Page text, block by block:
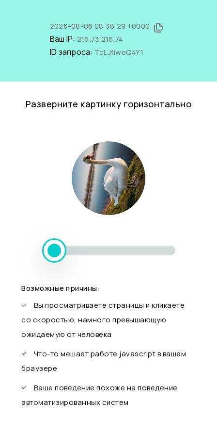
2026-08-06 08:38:29 +0000
Ваш IP: 216.73.216.74
ID запроса: TcLJfiwoQ4Y1
Разверните картинку горизонтально
Возможные причины:
Вы просматриваете страницы и кликаете
со скоростью, намного превышающую
ожидаемую от человека
Что-то мешает работе javascript в вашем
браузере
Ваше поведение похоже на поведение
автоматизированных систем